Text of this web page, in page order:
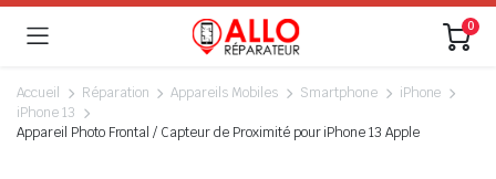
0
Accueil Réparation Appareils Mobiles Smartphone
iPhone
iPhone 13
Appareil Photo Frontal / Capteur de Proximité pour iPhone 13 Apple